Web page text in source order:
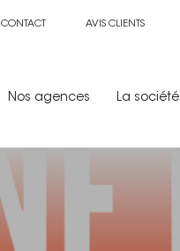
CONTACT AVIS CLIENTS
Nos agences La société